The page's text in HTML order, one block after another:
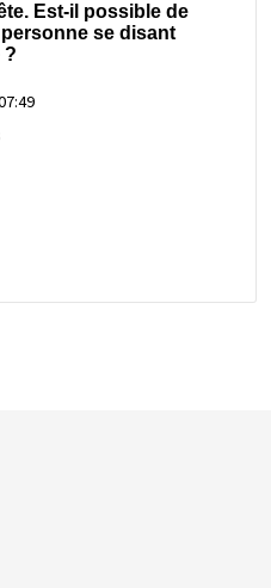
Est-il possible de
se disant
?